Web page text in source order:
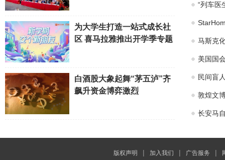
为大学生打造一站式成长社
区 喜马拉雅推出开学季专题
白酒股大象起舞“茅五泸”齐
飙升资金博弈激烈
“列车医
马斯克
美国国
民间盲
敦煌文
长安马
版权声明 | 加入我们 | 广告服务 |